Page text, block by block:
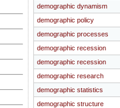
demographic dynamism
demographic policy
demographic processes
demographic recession
demographic recession
demographic research
demographic statistics
demographic structure